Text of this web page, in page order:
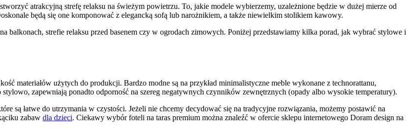
atrakcyjną strefę relaksu na świeżym powietrzu. To, jakie modele wybierzemy, uzależnione będzie w dużej mierze od
będą się one komponować z elegancką sofą lub narożnikiem, a także niewielkim stolikiem kawowy.
balkonach, strefie relaksu przed basenem czy w ogrodach zimowych. Poniżej przedstawiamy kilka porad, jak wybrać stylowe i
materiałów użytych do produkcji. Bardzo modne są na przykład minimalistyczne meble wykonane z technorattanu,
zapewniają ponadto odporność na szereg negatywnych czynników zewnętrznych (opady albo wysokie temperatury).
są łatwe do utrzymania w czystości. Jeżeli nie chcemy decydować się na tradycyjne rozwiązania, możemy postawić na
zabaw dla dzieci. Ciekawy wybór foteli na taras premium można znaleźć w ofercie sklepu internetowego Doram design na